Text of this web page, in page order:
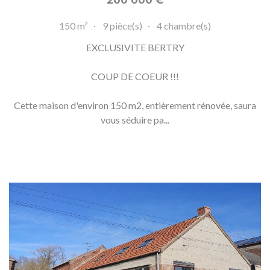
150 m² 9 pièce(s)
4 chambre(s)
EXCLUSIVITE BERTRY
COUP DE COEUR !!!
Cette maison d'environ 150 m2, entièrement rénovée, saura
vous séduire pa...